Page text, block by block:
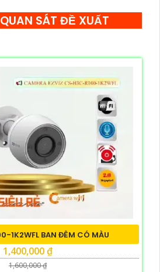
SÁT ĐỀ XUẤT
1K2WFL BAN ĐÊM CÓ MÀU
1,400,000 ₫
1,600,000 ₫